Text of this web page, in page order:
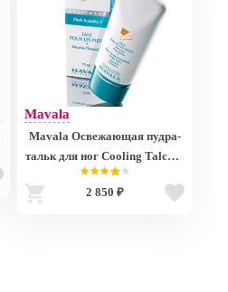
Mavala
Mavala Освежающая пудра-
тальк для ног Cooling Talcum
Powder for Feet 50g 77114
9077114
2 850 ₽